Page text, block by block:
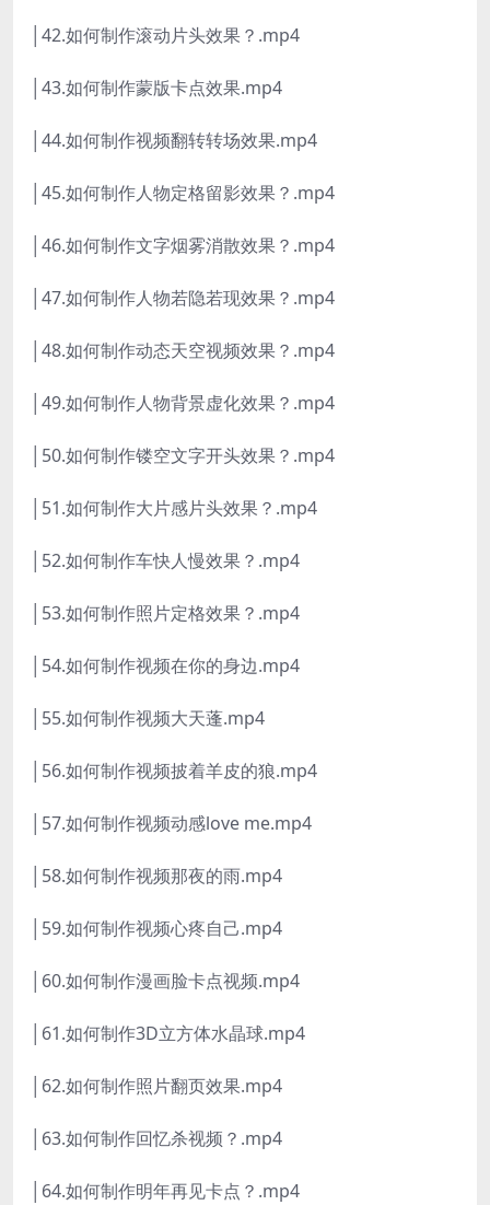
│42.如何制作滚动片头效果？.mp4
│43.如何制作蒙版卡点效果.mp4
│44.如何制作视频翻转转场效果.mp4
│45.如何制作人物定格留影效果？.mp4
│46.如何制作文字烟雾消散效果？.mp4
│47.如何制作人物若隐若现效果？.mp4
│48.如何制作动态天空视频效果？.mp4
│49.如何制作人物背景虚化效果？.mp4
│50.如何制作镂空文字开头效果？.mp4
│51.如何制作大片感片头效果？.mp4
│52.如何制作车快人慢效果？.mp4
│53.如何制作照片定格效果？.mp4
│54.如何制作视频在你的身边.mp4
│55.如何制作视频大天蓬.mp4
│56.如何制作视频披着羊皮的狼.mp4
│57.如何制作视频动感love me.mp4
│58.如何制作视频那夜的雨.mp4
│59.如何制作视频心疼自己.mp4
│60.如何制作漫画脸卡点视频.mp4
│61.如何制作3D立方体水晶球.mp4
│62.如何制作照片翻页效果.mp4
│63.如何制作回忆杀视频？.mp4
│64.如何制作明年再见卡点？.mp4